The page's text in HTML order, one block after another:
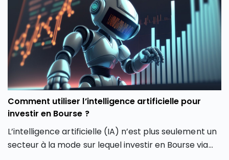
haussière en dépassant son précédent record de
février 2026. Comment expliquer cette envolée du
CAC 40 ? Quels secteurs tirent actuellement l’indice
parisien ? Et surtout, cette hausse du CAC 40 peut-
elle encore se poursuivre ou faut-il s’attendre à une
phase de consolidation ?
Comment utiliser l’intelligence artificielle pour
investir en Bourse ?
L’intelligence artificielle (IA) n’est plus seulement un
secteur à la mode sur lequel investir en Bourse via